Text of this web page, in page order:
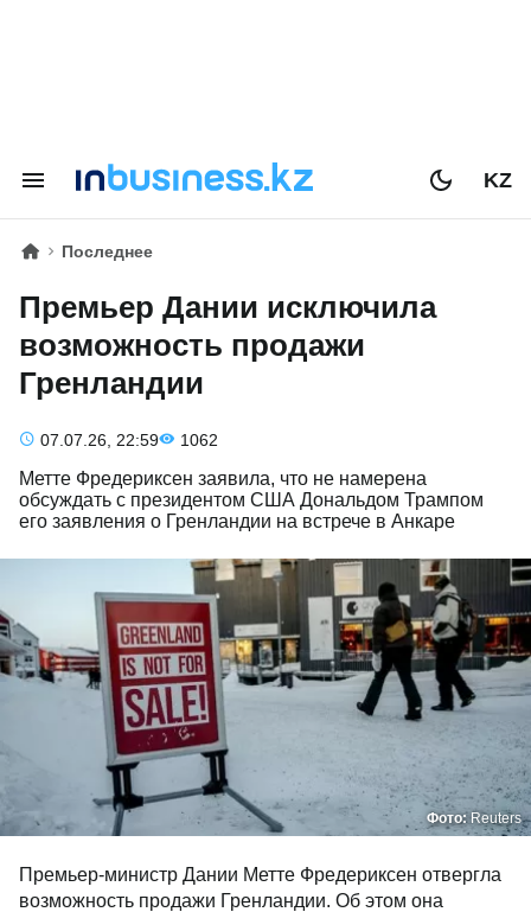
KZ
Последнее
Премьер Дании исключила
возможность продажи
Гренландии
07.07.26, 22:59 1062
Метте Фредериксен заявила, что не намерена
обсуждать с президентом США Дональдом Трампом
его заявления о Гренландии на встрече в Анкаре
Фото: Reuters
Премьер-министр Дании Метте Фредериксен отвергла
возможность продажи Гренландии. Об этом она